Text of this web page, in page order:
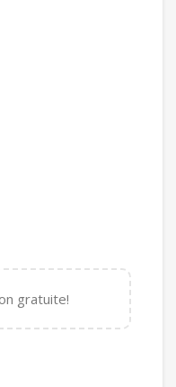
gratuite!